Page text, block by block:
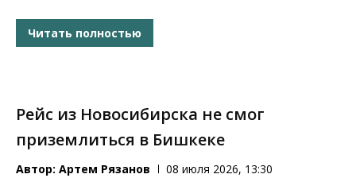
Читать полностью
Рейс из Новосибирска не смог
приземлиться в Бишкеке
Автор: Артем Рязанов 08 июля 2026, 13:30